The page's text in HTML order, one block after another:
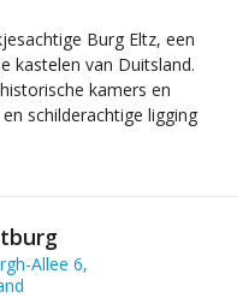
Burg Eltz, een
kastelen van Duitsland.
kamers en
schilderachtige ligging
Allee 6,